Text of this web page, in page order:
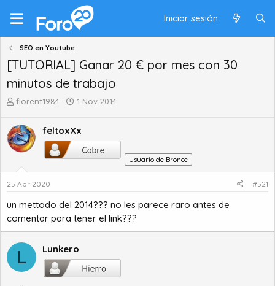
Iniciar sesión
SEO en Youtube
[TUTORIAL] Ganar 20 € por mes con 30
minutos de trabajo
A
t
o
r
e
t
m
a
florent1984
F
h
d
e
i
c
1 Nov 2014
feltoxXx
Usuario de Bronce
25 Abr 2020 #521
un mettodo del 2014??? no les parece raro antes de
comentar para tener el link???
L Lunkero